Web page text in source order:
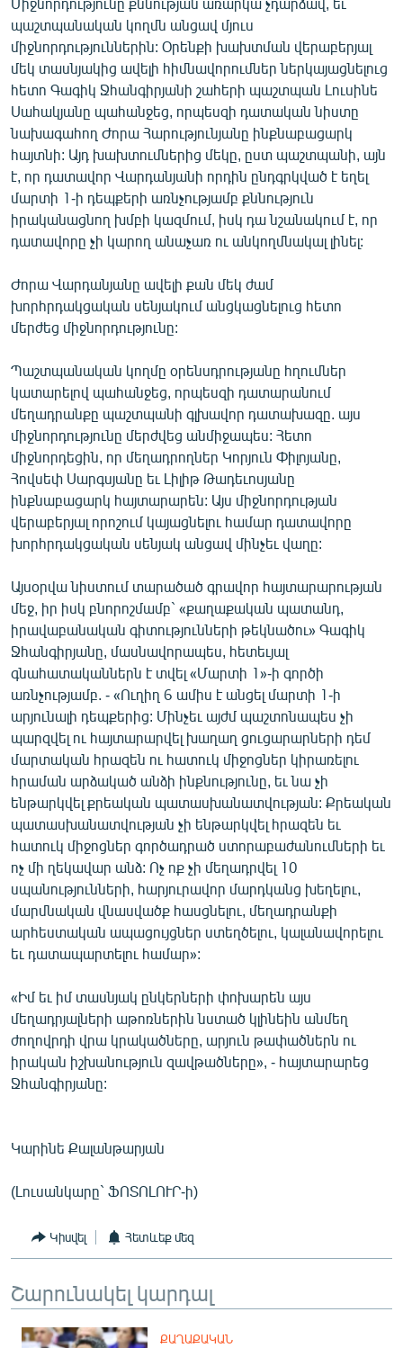
պաշտպանական կողմն անցավ մյուս
միջնորդություններին: Օրենքի խախտման վերաբերյալ
մեկ տասնյակից ավելի հիմնավորումներ ներկայացնելուց
հետո Գագիկ Ջհանգիրյանի շահերի պաշտպան Լուսինե
Սահակյանը պահանջեց, որպեսզի դատական նիստը
նախագահող Ժորա Հարությունյանը ինքնաբացարկ
հայտնի: Այդ խախտումներից մեկը, ըստ պաշտպանի, այն
է, որ դատավոր Վարդանյանի որդին ընդգրկված է եղել
մարտի 1-ի դեպքերի առնչությամբ քննություն
իրականացնող խմբի կազմում, իսկ դա նշանակում է, որ
դատավորը չի կարող անաչառ ու անկողմնակալ լինել:
Ժորա Վարդանյանը ավելի քան մեկ ժամ
խորհրդակցական սենյակում անցկացնելուց հետո
մերժեց միջնորդությունը:
Պաշտպանական կողմը օրենսդրությանը հղումներ
կատարելով պահանջեց, որպեսզի դատարանում
մեղադրանքը պաշտպանի գլխավոր դատախազը. այս
միջնորդությունը մերժվեց անմիջապես: Հետո
միջնորդեցին, որ մեղադրողներ Կորյուն Փիլոյանը,
Հովսեփ Սարգսյանը եւ Լիլիթ Թադեւոսյանը
ինքնաբացարկ հայտարարեն: Այս միջնորդության
վերաբերյալ որոշում կայացնելու համար դատավորը
խորհրդակցական սենյակ անցավ մինչեւ վաղը:
Այսօրվա նիստում տարածած գրավոր հայտարարության
մեջ, իր իսկ բնորոշմամբ` «քաղաքական պատանդ,
իրավաբանական գիտությունների թեկնածու» Գագիկ
Ջհանգիրյանը, մասնավորապես, հետեւյալ
գնահատականներն է տվել «Մարտի 1»-ի գործի
առնչությամբ. - «Ուղիղ 6 ամիս է անցել մարտի 1-ի
արյունալի դեպքերից: Մինչեւ այժմ պաշտոնապես չի
պարզվել ու հայտարարվել խաղաղ ցուցարարների դեմ
մարտական հրազեն ու հատուկ միջոցներ կիրառելու
հրաման արձակած անձի ինքնությունը, եւ նա չի
ենթարկվել քրեական պատասխանատվության: Քրեական
պատասխանատվության չի ենթարկվել հրազեն եւ
հատուկ միջոցներ գործադրած ստորաբաժանումների եւ
ոչ մի ղեկավար անձ: Ոչ ոք չի մեղադրվել 10
սպանությունների, հարյուրավոր մարդկանց խեղելու,
մարմնական վնասվածք հասցնելու, մեղադրանքի
արհեստական ապացույցներ ստեղծելու, կալանավորելու
եւ դատապարտելու համար»:
«Իմ եւ իմ տասնյակ ընկերների փոխարեն այս
մեղադրյալների աթոռներին նստած կլինեին անմեղ
ժողովրդի վրա կրակածները, արյուն թափածներն ու
իրական իշխանություն զավթածները», - հայտարարեց
Ջհանգիրյանը:
Կարինե Քալանթարյան
(Լուսանկարը` ՖՈՏՈԼՈՒՐ-ի)
Կիսվել Հետևեք մեզ
Շարունակել կարդալ
ՔԱՂԱՔԱԿԱՆ